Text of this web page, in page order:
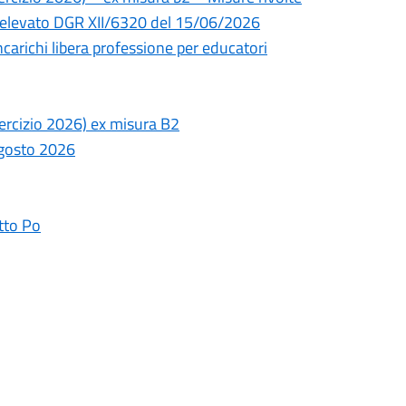
DGR XII/6320 del 15/06/2026
libera professione per educatori
2026) ex misura B2
2026
Po